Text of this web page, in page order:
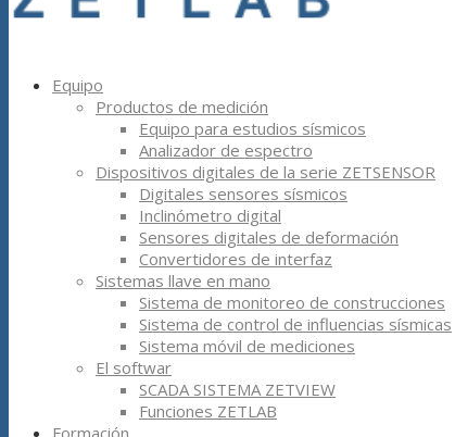
Equipo
Productos de medición
Equipo para estudios sísmicos
Analizador de espectro
Dispositivos digitales de la serie ZETSENSOR
Digitales sensores sísmicos
Inclinómetro digital
Sensores digitales de deformación
Convertidores de interfaz
Sistemas llave en mano
Sistema de monitoreo de construcciones
Sistema de control de influencias sísmicas
Sistema móvil de mediciones
El softwar
SCADA SISTEMA ZETVIEW
Funciones ZETLAB
Formación